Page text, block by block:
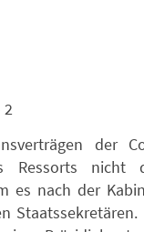
2
der
Ressorts nicht
es nach der